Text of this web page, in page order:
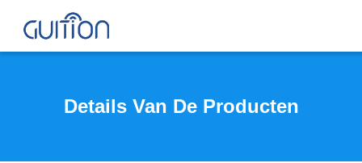
Details Van De Producten